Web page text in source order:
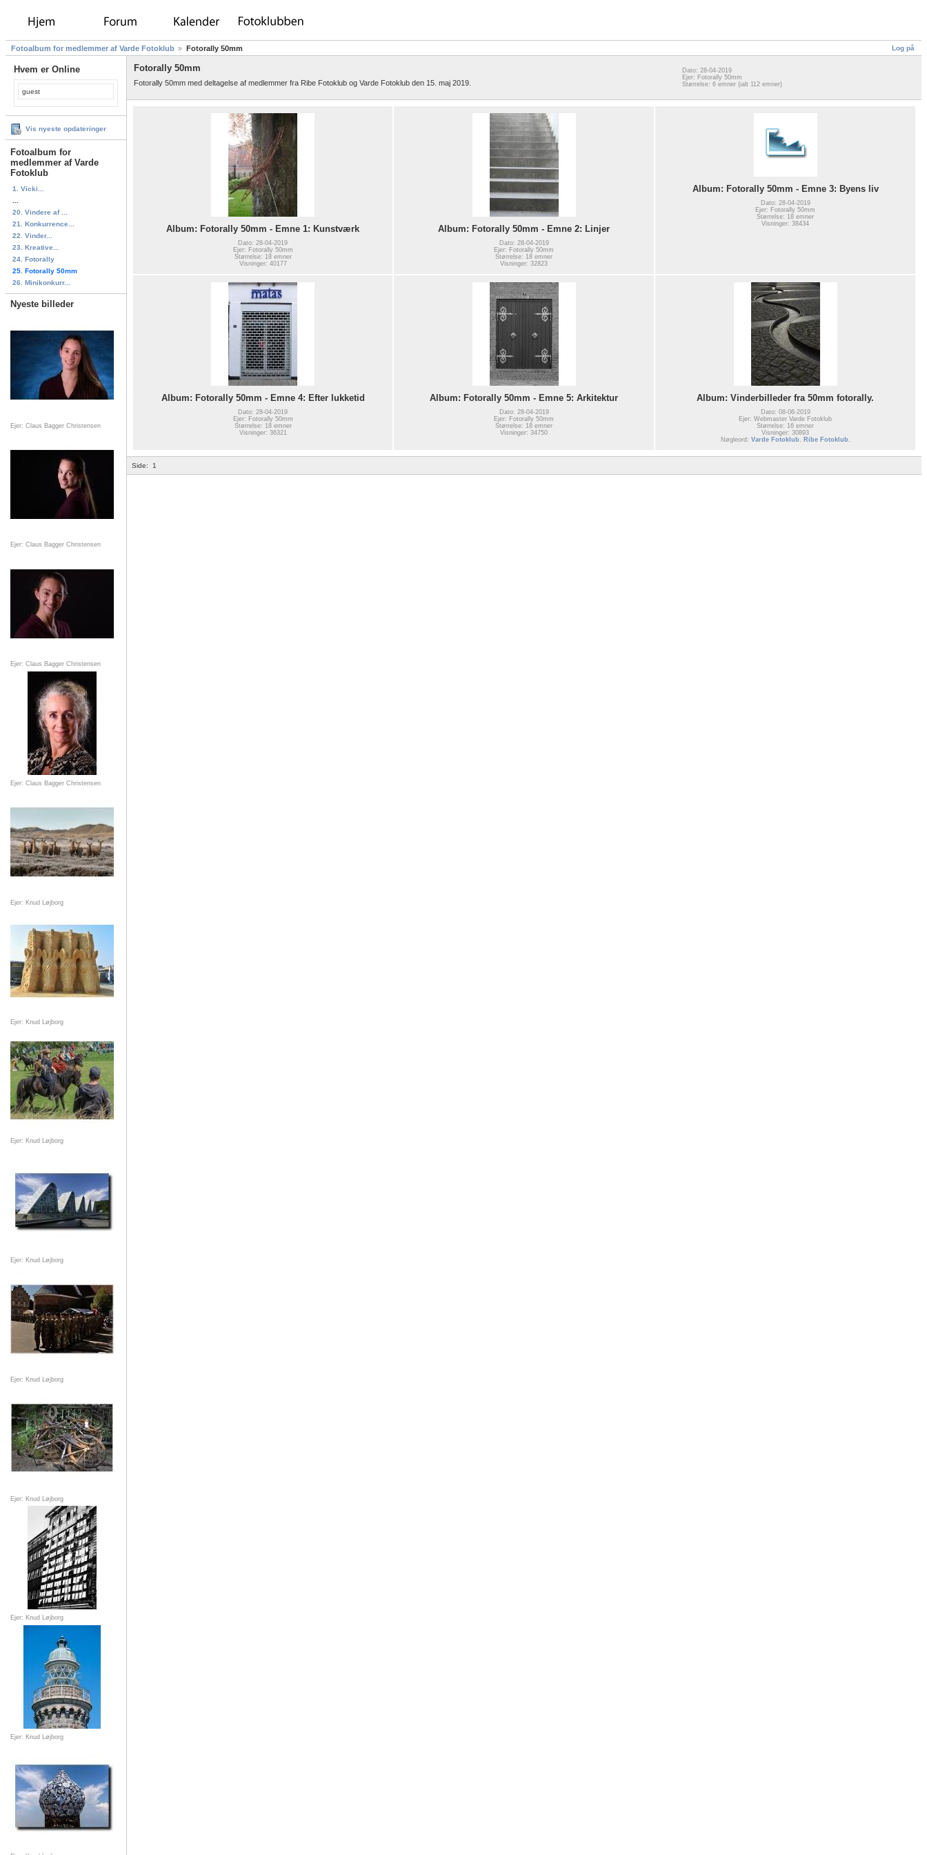
Log på
Fotoalbum for medlemmer af Varde Fotoklub Fotorally 50mm
Hvem er Online
guest
Vis nyeste opdateringer
Fotoalbum for
medlemmer af Varde
Fotoklub
1. Vicki...
20. Vindere af ...
21. Konkurrence...
22. Vinder...
23. Kreative...
24. Fotorally
25. Fotorally 50mm
26. Minikonkurr...
Nyeste billeder
Ejer: Claus Bagger Christensen
Ejer: Claus Bagger Christensen
Ejer: Claus Bagger Christensen
Ejer: Claus Bagger Christensen
Ejer: Knud Løjborg
Ejer: Knud Løjborg
Ejer: Knud Løjborg
Ejer: Knud Løjborg
Ejer: Knud Løjborg
Ejer: Knud Løjborg
Ejer: Knud Løjborg
Ejer: Knud Løjborg
Fotorally 50mm
Fotorally 50mm med deltagelse af medlemmer fra Ribe Fotoklub og Varde Fotoklub den 15. maj 2019.
Dato: 28-04-2019
Ejer: Fotorally 50mm
Størrelse: 6 emner (ialt 112 emner)
Album: Fotorally 50mm - Emne 1: Kunstværk
Dato: 28-04-2019
Ejer: Fotorally 50mm
Størrelse: 18 emner
Visninger: 40177
Album: Fotorally 50mm - Emne 2: Linjer
Dato: 28-04-2019
Ejer: Fotorally 50mm
Størrelse: 18 emner
Visninger: 32823
Album: Fotorally 50mm - Emne 3: Byens liv
Dato: 28-04-2019
Ejer: Fotorally 50mm
Størrelse: 18 emner
Visninger: 38434
Album: Fotorally 50mm - Emne 4: Efter lukketid
Dato: 28-04-2019
Ejer: Fotorally 50mm
Størrelse: 18 emner
Visninger: 36321
Album: Fotorally 50mm - Emne 5: Arkitektur
Dato: 28-04-2019
Ejer: Fotorally 50mm
Størrelse: 18 emner
Visninger: 34750
Album: Vinderbilleder fra 50mm fotorally.
Dato: 08-06-2019
Ejer: Webmaster Varde Fotoklub
Størrelse: 16 emner
Visninger: 30893
Nøgleord: Varde Fotoklub Ribe Fotoklub.
Side: 1